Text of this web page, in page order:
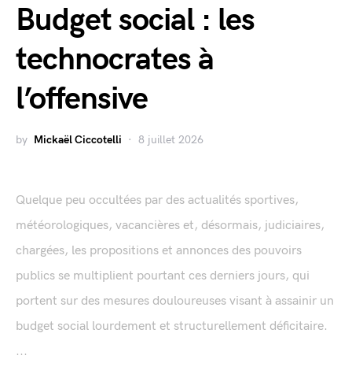
Budget social : les
technocrates à
l’offensive
by Mickaël Ciccotelli 8 juillet 2026
Quelque peu occultées par des actualités sportives,
météorologiques, vacancières et, désormais, judiciaires,
chargées, les propositions et annonces des pouvoirs
publics se multiplient pourtant ces derniers jours, qui
portent sur des mesures douloureuses visant à assainir un
budget social lourdement et structurellement déficitaire.
...